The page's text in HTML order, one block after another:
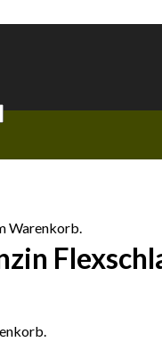
Warenkorb.